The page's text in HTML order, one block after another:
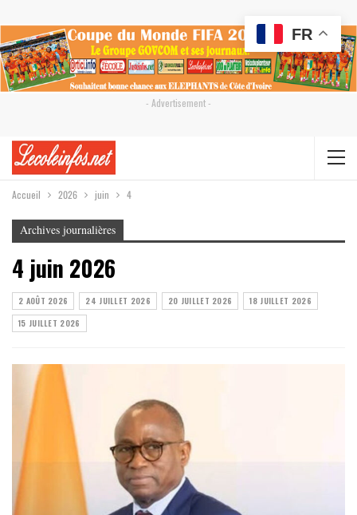
- Advertisement -
Accueil 2026 juin 4
Archives journalières
4 juin 2026
2 AOÛT 2026 24 JUILLET 2026 20 JUILLET 2026
18 JUILLET 2026
15 JUILLET 2026
FR